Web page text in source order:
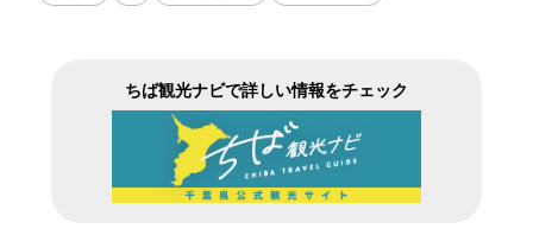
ちば観光ナビで詳しい情報をチェック